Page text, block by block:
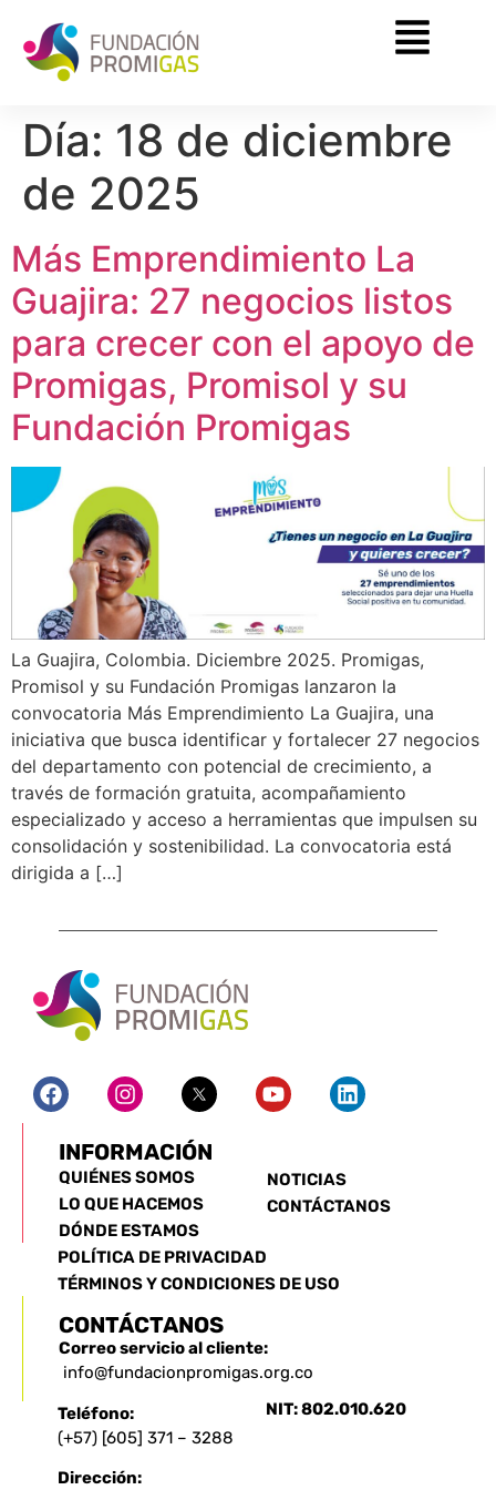
Día: 18 de diciembre
de 2025
Más Emprendimiento La
Guajira: 27 negocios listos
para crecer con el apoyo de
Promigas, Promisol y su
Fundación Promigas
La Guajira, Colombia. Diciembre 2025. Promigas,
Promisol y su Fundación Promigas lanzaron la
convocatoria Más Emprendimiento La Guajira, una
iniciativa que busca identificar y fortalecer 27 negocios
del departamento con potencial de crecimiento, a
través de formación gratuita, acompañamiento
especializado y acceso a herramientas que impulsen su
consolidación y sostenibilidad. La convocatoria está
dirigida a […]
INFORMACIÓN
QUIÉNES SOMOS
LO QUE HACEMOS
DÓNDE ESTAMOS
NOTICIAS
CONTÁCTANOS
POLÍTICA DE PRIVACIDAD
TÉRMINOS Y CONDICIONES DE USO
CONTÁCTANOS
Correo servicio al cliente:
info@fundacionpromigas.org.co
Teléfono:
(+57) [605] 371 – 3288
Dirección:
NIT: 802.010.620